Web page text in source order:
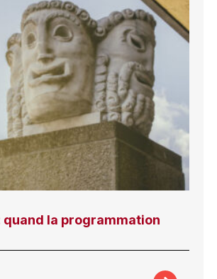
quand la programmation